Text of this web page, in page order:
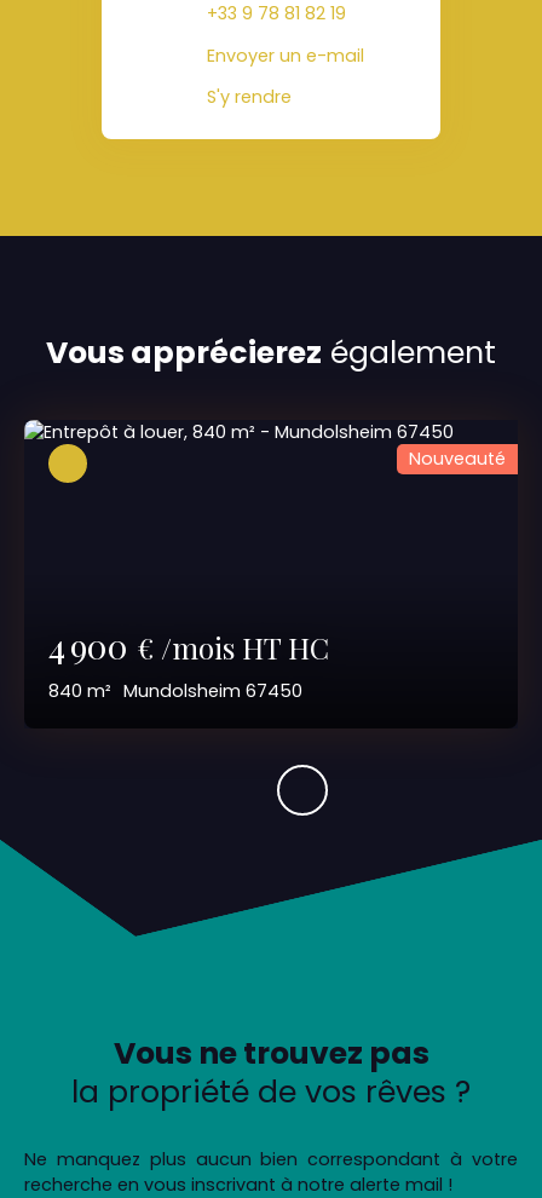
+33 9 78 81 82 19
Envoyer un e-mail
S'y rendre
Vous apprécierez également
4 900 € /mois HT HC
840 m² Mundolsheim 67450
Nouveauté
Vous ne trouvez pas
la propriété de vos rêves ?
Ne manquez plus aucun bien correspondant à votre
recherche en vous inscrivant à notre alerte mail !